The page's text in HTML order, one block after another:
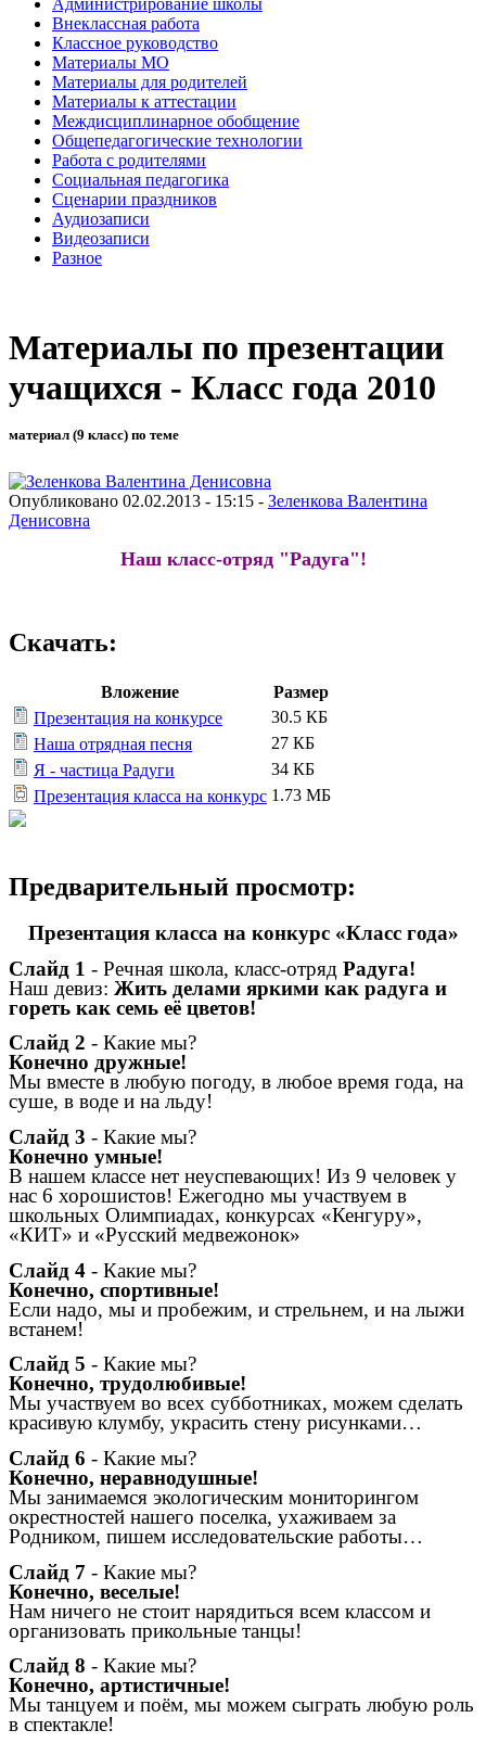
Внеклассная работа
Классное руководство
Материалы МО
Материалы для родителей
Материалы к аттестации
Междисциплинарное обобщение
Общепедагогические технологии
Работа с родителями
Социальная педагогика
Сценарии праздников
Аудиозаписи
Видеозаписи
Разное
Материалы по презентации
учащихся - Класс года 2010
материал (9 класс) по теме
Опубликовано 02.02.2013 - 15:15 - Зеленкова Валентина
Денисовна
Наш класс-отряд "Радуга"!
Скачать:
Вложение
Размер
Презентация на конкурсе
30.5 КБ
Наша отрядная песня
27 КБ
Я - частица Радуги
34 КБ
Презентация класса на конкурс 1.73 МБ
Предварительный просмотр:
Презентация класса на конкурс «Класс года»
Слайд 1 - Речная школа, класс-отряд Радуга!
Наш девиз: Жить делами яркими как радуга и
гореть как семь её цветов!
Слайд 2 - Какие мы?
Конечно дружные!
Мы вместе в любую погоду, в любое время года, на
суше, в воде и на льду!
Слайд 3 - Какие мы?
Конечно умные!
В нашем классе нет неуспевающих! Из 9 человек у
нас 6 хорошистов! Ежегодно мы участвуем в
школьных Олимпиадах, конкурсах «Кенгуру»,
«КИТ» и «Русский медвежонок»
Слайд 4 - Какие мы?
Конечно, спортивные!
Если надо, мы и пробежим, и стрельнем, и на лыжи
встанем!
Слайд 5 - Какие мы?
Конечно, трудолюбивые!
Мы участвуем во всех субботниках, можем сделать
красивую клумбу, украсить стену рисунками…
Слайд 6 - Какие мы?
Конечно, неравнодушные!
Мы занимаемся экологическим мониторингом
окрестностей нашего поселка, ухаживаем за
Родником, пишем исследовательские работы…
Слайд 7 - Какие мы?
Конечно, веселые!
Нам ничего не стоит нарядиться всем классом и
организовать прикольные танцы!
Слайд 8 - Какие мы?
Конечно, артистичные!
Мы танцуем и поём, мы можем сыграть любую роль
в спектакле!